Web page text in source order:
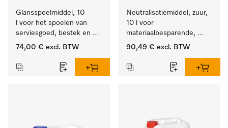
Glansspoelmiddel, 10
l voor het spoelen van
serviesgoed, bestek en
ideaal voor glazen.
74,00 € excl. BTW
Neutralisatiemiddel, zuur,
10 l voor
materiaalbesparende,
machinale reiniging van
gerei.
90,49 € excl. BTW